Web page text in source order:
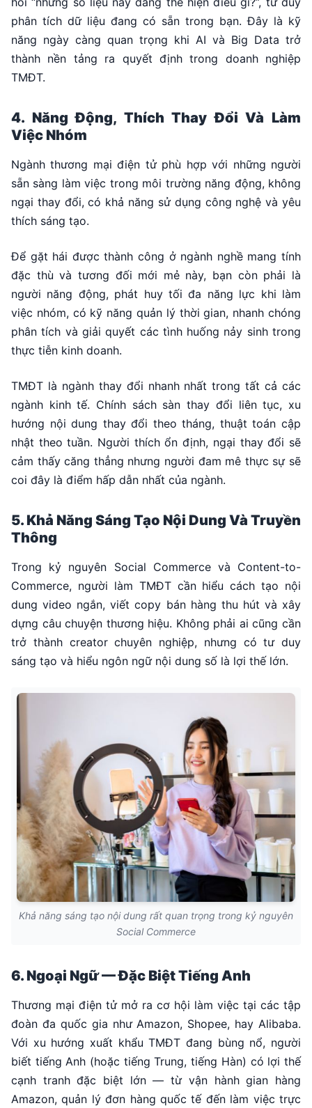
phân tích dữ liệu đang có sẵn trong bạn. Đây là kỹ
năng ngày càng quan trọng khi AI và Big Data trở
thành nền tảng ra quyết định trong doanh nghiệp
TMĐT.
4. Năng Động, Thích Thay Đổi Và Làm
Việc Nhóm
Ngành thương mại điện tử phù hợp với những người
sẵn sàng làm việc trong môi trường năng động, không
ngại thay đổi, có khả năng sử dụng công nghệ và yêu
thích sáng tạo.
Để gặt hái được thành công ở ngành nghề mang tính
đặc thù và tương đối mới mẻ này, bạn còn phải là
người năng động, phát huy tối đa năng lực khi làm
việc nhóm, có kỹ năng quản lý thời gian, nhanh chóng
phân tích và giải quyết các tình huống nảy sinh trong
thực tiễn kinh doanh.
TMĐT là ngành thay đổi nhanh nhất trong tất cả các
ngành kinh tế. Chính sách sàn thay đổi liên tục, xu
hướng nội dung thay đổi theo tháng, thuật toán cập
nhật theo tuần. Người thích ổn định, ngại thay đổi sẽ
cảm thấy căng thẳng nhưng người đam mê thực sự sẽ
coi đây là điểm hấp dẫn nhất của ngành.
5. Khả Năng Sáng Tạo Nội Dung Và Truyền
Thông
Trong kỷ nguyên Social Commerce và Content-to-
Commerce, người làm TMĐT cần hiểu cách tạo nội
dung video ngắn, viết copy bán hàng thu hút và xây
dựng câu chuyện thương hiệu. Không phải ai cũng cần
trở thành creator chuyên nghiệp, nhưng có tư duy
sáng tạo và hiểu ngôn ngữ nội dung số là lợi thế lớn.
Khả năng sáng tạo nội dung rất quan trọng trong kỷ nguyên
Social Commerce
6. Ngoại Ngữ — Đặc Biệt Tiếng Anh
Thương mại điện tử mở ra cơ hội làm việc tại các tập
đoàn đa quốc gia như Amazon, Shopee, hay Alibaba.
Với xu hướng xuất khẩu TMĐT đang bùng nổ, người
biết tiếng Anh (hoặc tiếng Trung, tiếng Hàn) có lợi thế
cạnh tranh đặc biệt lớn — từ vận hành gian hàng
Amazon, quản lý đơn hàng quốc tế đến làm việc trực